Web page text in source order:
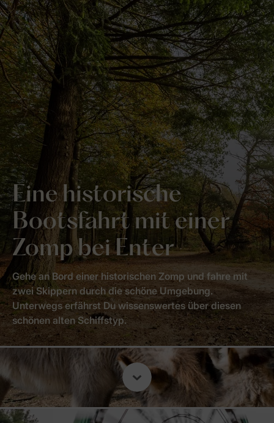
Eine historische
Bootsfahrt mit einer
Zomp bei Enter
Gehe an Bord einer historischen Zomp und fahre mit
zwei Skippern durch die schöne Umgebung.
Unterwegs erfährst Du wissenswertes über diesen
schönen alten Schiffstyp.